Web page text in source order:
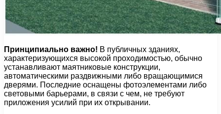
Принципиально важно! В публичных зданиях,
характеризующихся высокой проходимостью, обычно
устанавливают маятниковые конструкции,
автоматическими раздвижными либо вращающимися
дверями. Последние оснащены фотоэлементами либо
световыми барьерами, в связи с чем, не требуют
приложения усилий при их открывании.